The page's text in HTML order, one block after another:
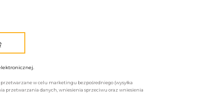
w celu marketingu bezpośredniego (wysyłka
przetwarzania danych, wniesienia sprzeciwu oraz wniesienia